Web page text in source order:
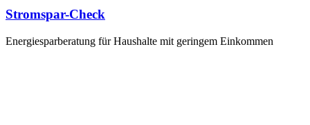
Stromspar-Check
Energiesparberatung für Haushalte mit geringem Einkommen